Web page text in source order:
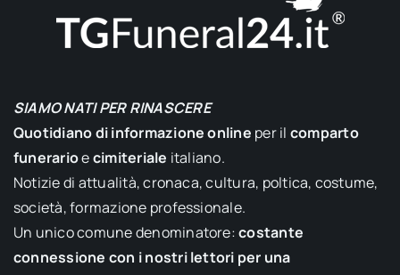
SIAMO NATI PER RINASCERE
Quotidiano di informazione online per il comparto
funerarioecimiteriale italiano.
Notizie di attualità, cronaca, cultura, poltica, costume,
società, formazione professionale.
Un unico comune denominatore:costante
connessione con i nostri lettori per una